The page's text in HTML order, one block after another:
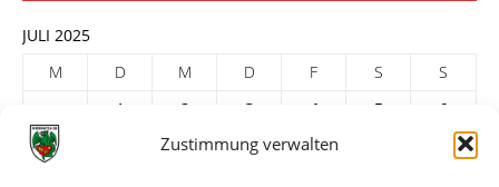
Zustimmung verwalten
JULI 2025
M
D M D F S
S
1
2 3 4 5
6
7
9 10 11